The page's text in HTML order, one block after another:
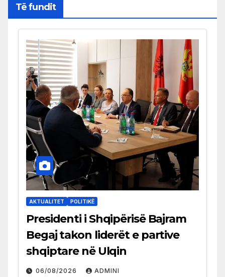
Të fundit
AKTUALITET POLITIKË
Presidenti i Shqipërisë Bajram
Begaj takon liderët e partive
shqiptare në Ulqin
06/08/2026 ADMINI